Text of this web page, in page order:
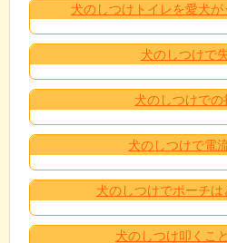
犬のしつけトイレを愛犬
犬のしつけで
犬のしつけでの
犬のしつけで電
犬のしつけでポーチは
犬のしつけ叩くこ